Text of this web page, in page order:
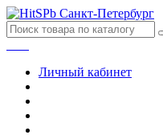
Личный кабинет